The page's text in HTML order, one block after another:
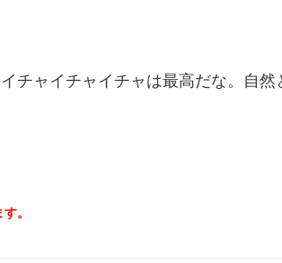
チャイチャイチャは最高だな。自然
。